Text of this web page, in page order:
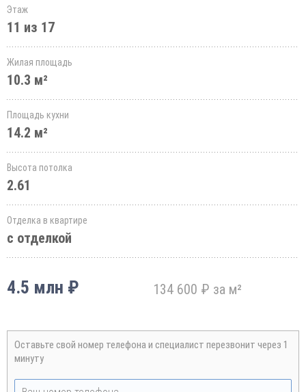
Этаж
11 из 17
Жилая площадь
10.3 м²
Площадь кухни
14.2 м²
Высота потолка
2.61
Отделка в квартире
с отделкой
4.5 млн ₽ 134 600 ₽ за м²
Оставьте свой номер телефона и специалист перезвонит через 1
минуту